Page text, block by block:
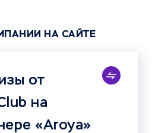
НА САЙТЕ
от
на
«Aroya»